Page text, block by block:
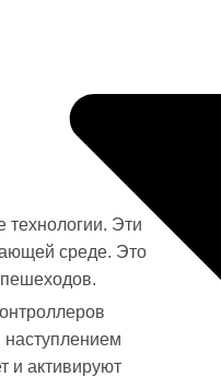
Эти
среде. Это
и активируют